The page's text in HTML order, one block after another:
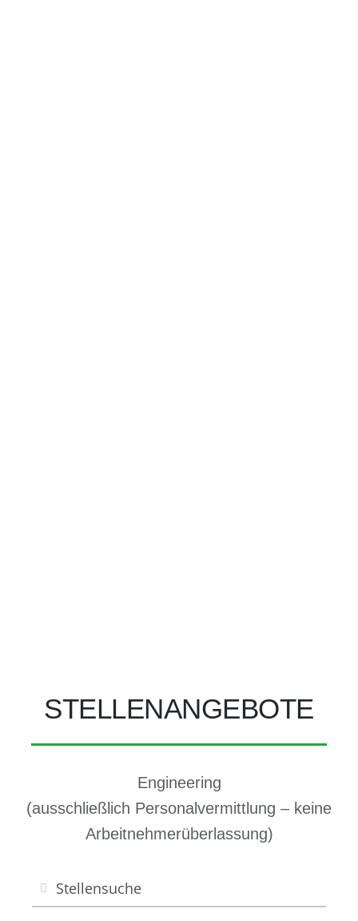
STELLENANGEBOTE
Engineering
(ausschließlich Personalvermittlung – keine
Arbeitnehmerüberlassung)